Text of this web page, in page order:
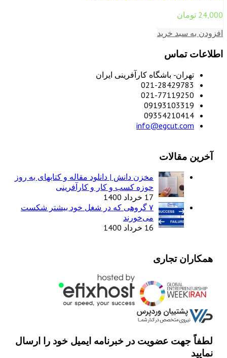
24,000 تومان
افزودن به سبد خرید
اطلاعات تماس
تهران- باشگاه کارآفرینی ایران
021-28429783
021-77119250
09193103319
09354210414
info@egcut.com
آخرین مقالات
مخزن دانش | دانلود مقاله و کتابهای به روز
حوزه کسب و کار و کارآفرینی
17 خرداد 1400
۷ گروهی که در شغل خود بیشتر شکست
می‌خورند
16 خرداد 1400
همکاران تجاری
لطفاً جهت عضویت در خبرنامه ایمیل خود را ارسال
نمایید